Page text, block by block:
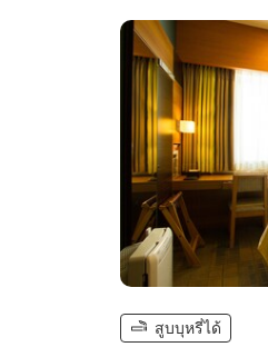
หมู่คู่รัก)
สูบบุหรี่ได้